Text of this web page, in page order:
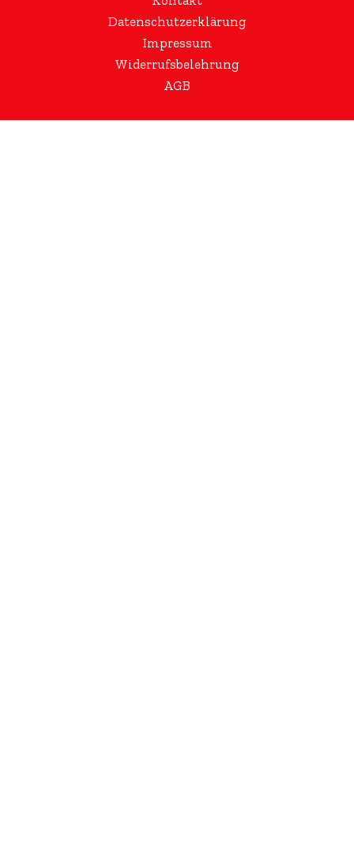
Datenschutzerklärung
Impressum
Widerrufsbelehrung
AGB